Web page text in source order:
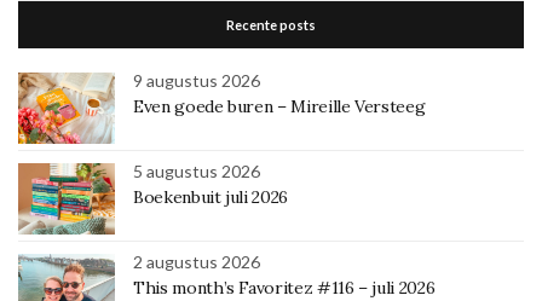
Recente posts
9 augustus 2026
Even goede buren – Mireille Versteeg
5 augustus 2026
Boekenbuit juli 2026
2 augustus 2026
This month’s Favoritez #116 – juli 2026